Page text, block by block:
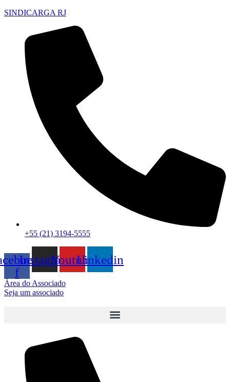
SINDICARGA RJ
+55 (21) 3194-5555
f
InstagramYoutubeLinkedin
Área do Associado
Seja um associado